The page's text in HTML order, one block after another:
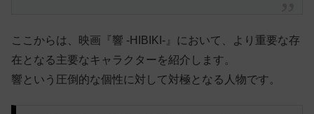
ここからは、映画『響 -HIBIKI-』において、より重要な存
在となる主要なキャラクターを紹介します。
響という圧倒的な個性に対して対極となる人物です。